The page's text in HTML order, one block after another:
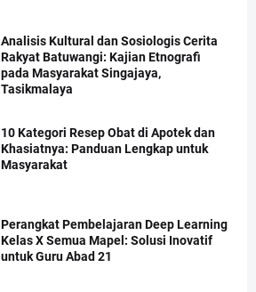
Analisis Kultural dan Sosiologis Cerita
Rakyat Batuwangi: Kajian Etnografi
pada Masyarakat Singajaya,
Tasikmalaya
10 Kategori Resep Obat di Apotek dan
Khasiatnya: Panduan Lengkap untuk
Masyarakat
Perangkat Pembelajaran Deep Learning
Kelas X Semua Mapel: Solusi Inovatif
untuk Guru Abad 21